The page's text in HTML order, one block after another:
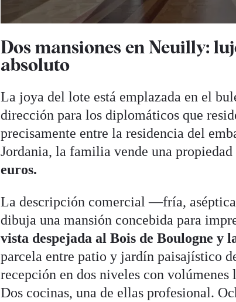
Dos mansiones en Neuilly:
absoluto
La joya del lote está emplazada en el
dirección para los diplomáticos que
precisamente entre la residencia del
Jordania, la familia vende una propiedad
euros.
La descripción comercial —fría,
dibuja una mansión concebida para
vista despejada al Bois de Boulogne y
parcela entre patio y jardín paisajístico
recepción en dos niveles con
Dos cocinas, una de ellas profesional.